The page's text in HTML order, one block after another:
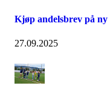
Kjøp andelsbrev på ny
27.09.2025